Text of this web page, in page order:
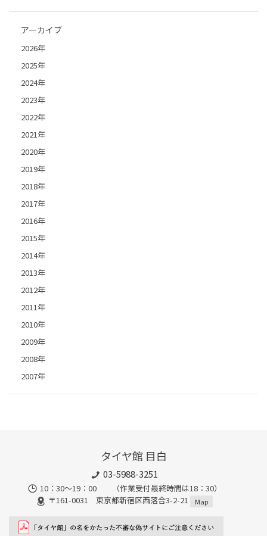
アーカイブ
2026年
2025年
2024年
2023年
2022年
2021年
2020年
2019年
2018年
2017年
2016年
2015年
2014年
2013年
2012年
2011年
2010年
2009年
2008年
2007年
タイヤ館 目白
03-5988-3251
10：30～19：00 （作業受付最終時間は18：30）
〒161-0031 東京都新宿区西落合3-2-21
Map